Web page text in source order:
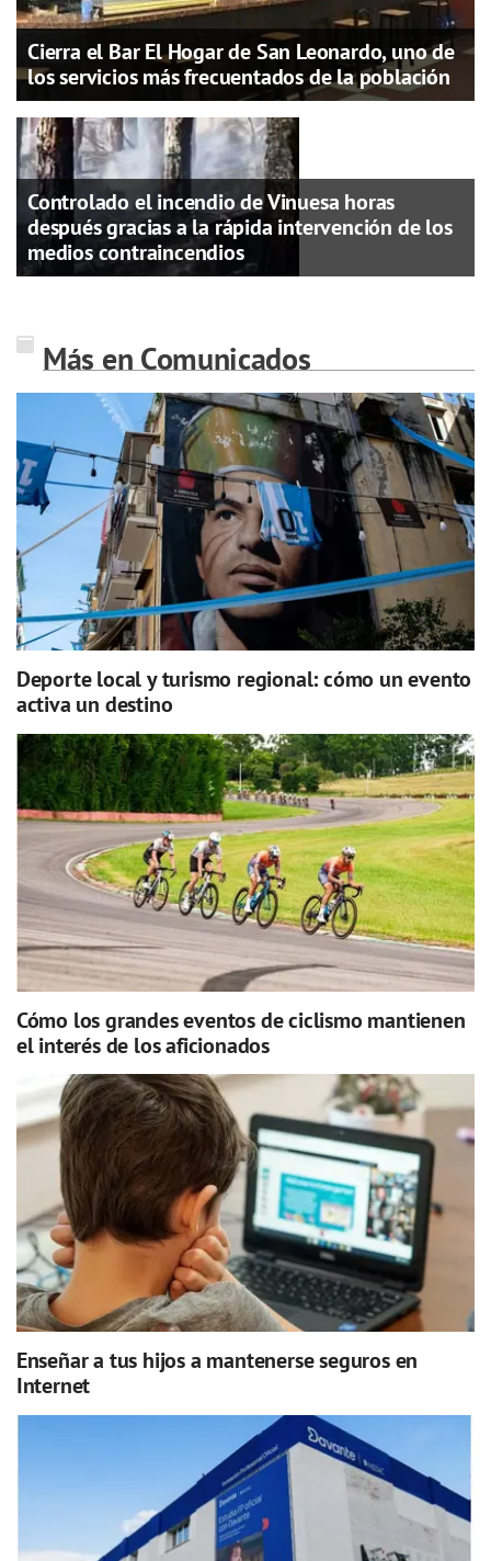
Cierra el Bar El Hogar de San Leonardo, uno de
los servicios más frecuentados de la población
Controlado el incendio de Vinuesa horas
después gracias a la rápida intervención de los
medios contraincendios
Más en Comunicados
Deporte local y turismo regional: cómo un evento
activa un destino
Cómo los grandes eventos de ciclismo mantienen
el interés de los aficionados
Enseñar a tus hijos a mantenerse seguros en
Internet